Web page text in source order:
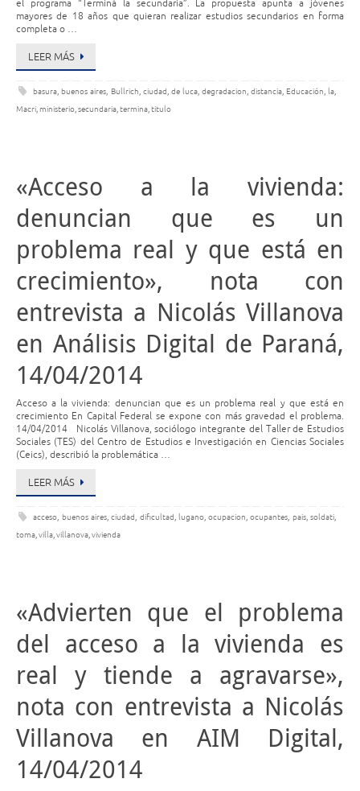
el programa “Terminá la secundaria”. La propuesta apunta a jóvenes
mayores de 18 años que quieran realizar estudios secundarios en forma
completa o …
LEER MÁS
basura, buenos aires, Bullrich, ciudad, de luca, degradacion, distancia, Educación,la,
Macri, ministerio,secundaria,termina,titulo
«Acceso a la vivienda:
denuncian que es un
problema real y que está en
crecimiento», nota con
entrevista a Nicolás Villanova
en Análisis Digital de Paraná,
14/04/2014
Acceso a la vivienda: denuncian que es un problema real y que está en
crecimiento En Capital Federal se expone con más gravedad el problema.
14/04/2014 Nicolás Villanova, sociólogo integrante del Taller de Estudios
Sociales (TES) del Centro de Estudios e Investigación en Ciencias Sociales
(Ceics), describió la problemática …
LEER MÁS
acceso, buenos aires,ciudad, dificultad, lugano,ocupacion,ocupantes, pais, soldati,
toma,villa,villanova,vivienda
«Advierten que el problema
del acceso a la vivienda es
real y tiende a agravarse»,
nota con entrevista a Nicolás
Villanova en AIM Digital,
14/04/2014